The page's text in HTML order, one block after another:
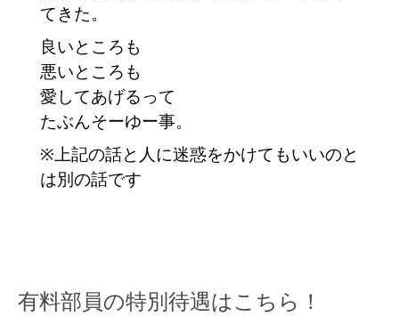
てきた。
良いところも
悪いところも
愛してあげるって
たぶんそーゆー事。
※上記の話と人に迷惑をかけてもいいのと
は別の話です
有料部員の特別待遇はこちら！